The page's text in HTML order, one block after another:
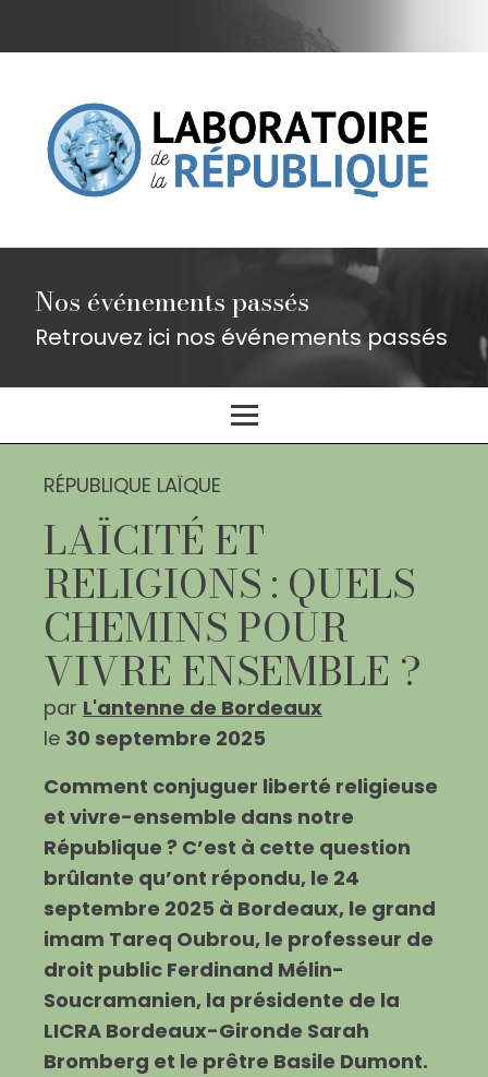
Nos événements passés
Retrouvez ici nos événements passés
RÉPUBLIQUE LAÏQUE
LAÏCITÉ ET
RELIGIONS : QUELS
CHEMINS POUR
VIVRE ENSEMBLE ?
par L'antenne de Bordeaux
le 30 septembre 2025
Comment conjuguer liberté religieuse
et vivre-ensemble dans notre
République ? C’est à cette question
brûlante qu’ont répondu, le 24
septembre 2025 à Bordeaux, le grand
imam Tareq Oubrou, le professeur de
droit public Ferdinand Mélin-
Soucramanien, la présidente de la
LICRA Bordeaux-Gironde Sarah
Bromberg et le prêtre Basile Dumont.